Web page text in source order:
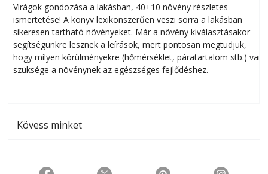
Virágok gondozása a lakásban, 40+10 növény részletes
ismertetése! A könyv lexikonszerűen veszi sorra a lakásban
sikeresen tart­ha­tó növényeket. Már a növény kiválasztásakor
segítségünkre lesznek a leírások, mert pontosan megtudjuk,
hogy milyen körülményekre (hőmérséklet, páratartalom stb.) van
szüksége a növénynek az egészséges fejlődéshez.
Kövess minket